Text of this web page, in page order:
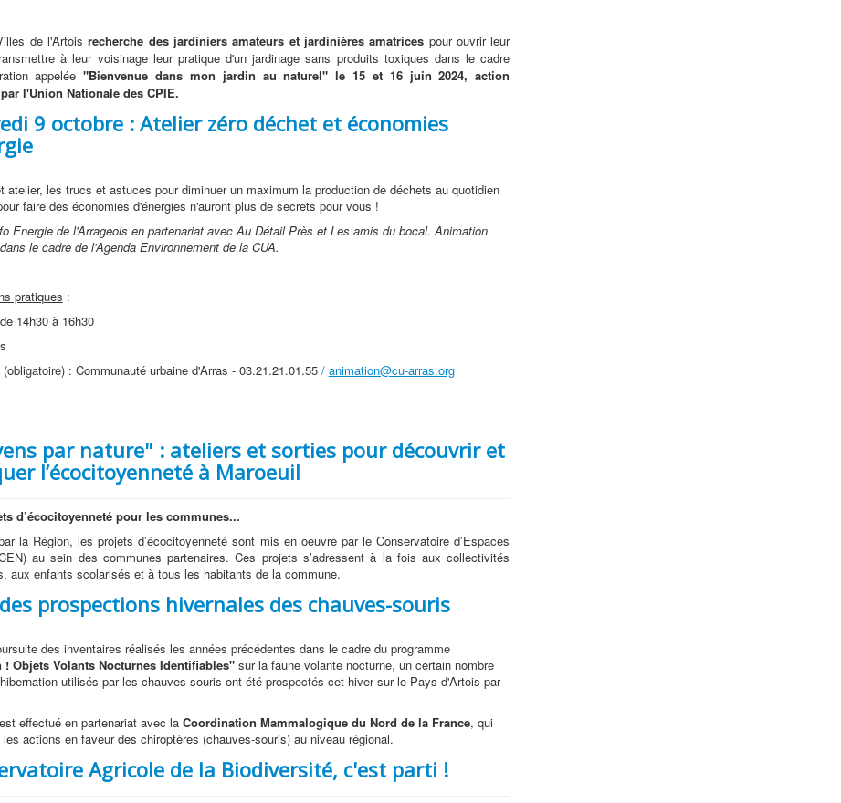
de l'Artoisrecherche des jardiniers amateurs et jardinières amatrices pour ouvrir leur
à leur voisinage leur pratique d'un jardinage sans produits toxiques dans le cadre
appelée "Bienvenue dans mon jardin au naturel" le 15 et 16 juin 2024, action
l'Union Nationale des CPIE.
9 octobre : Atelier zéro déchet et économies
atelier, les trucs et astuces pour diminuer un maximum la production de déchets au quotidien
faire des économies d'énergies n'auront plus de secrets pour vous !
Energie de l'Arrageois en partenariat avec Au Détail Près et Les amis du bocal. Animation
le cadre de l'Agenda Environnement de la CUA.
pratiques :
14h30 à 16h30
: Communauté urbaine d'Arras - 03.21.21.01.55 / animation@cu-arras.org
par nature" : ateliers et sorties pour découvrir et
l’écocitoyenneté à Maroeuil
d’écocitoyenneté pour les communes...
la Région, les projets d’écocitoyenneté sont mis en oeuvre par le Conservatoire d’Espaces
au sein des communes partenaires. Ces projets s’adressent à la fois aux collectivités
aux enfants scolarisés et à tous les habitants de la commune.
prospections hivernales des chauves-souris
des inventaires réalisés les années précédentes dans le cadre du programme
! Objets Volants Nocturnes Identifiables"sur la faune volante nocturne, un certain nombre
utilisés par les chauves-souris ont été prospectés cet hiver sur le Pays d'Artois par
effectué en partenariat avec la Coordination Mammalogique du Nord de la France, qui
les actions en faveur des chiroptères (chauves-souris) au niveau régional.
Agricole de la Biodiversité, c'est parti !